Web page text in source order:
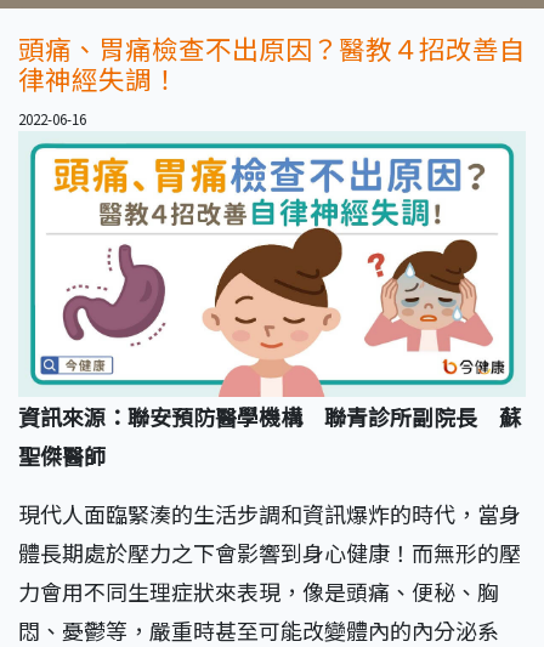
頭痛、胃痛檢查不出原因？醫教４招改善自
律神經失調！
2022-06-16
資訊來源：聯安預防醫學機構 聯青診所副院長 蘇
聖傑醫師
現代人面臨緊湊的生活步調和資訊爆炸的時代，當身
體長期處於壓力之下會影響到身心健康！而無形的壓
力會用不同生理症狀來表現，像是頭痛、便秘、胸
悶、憂鬱等，嚴重時甚至可能改變體內的內分泌系